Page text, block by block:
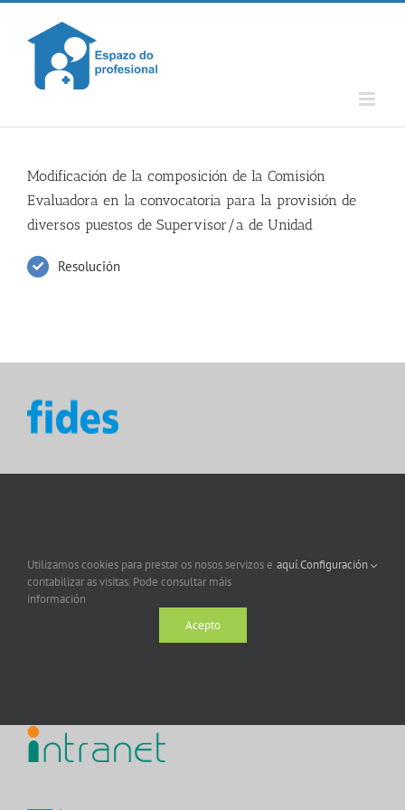
Skip
content
Modificación de la composición de la Comisión
Evaluadora en la convocatoria para la provisión de
diversos puestos de Supervisor/a de Unidad
Resolución
Utilizamos cookies para prestar os nosos servizos e
contabilizar as visitas. Pode consultar máis
información
aquí.Configuración
Acepto